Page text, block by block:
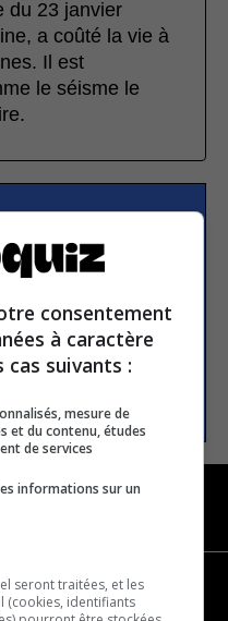
du 23 janvier
a coûté la vie à
Il est
le séisme le
consentement
à caractère
cas suivants :
mesure de
et du contenu, études
de services
informations sur un
seront traitées, et les
(cookies, identifiants